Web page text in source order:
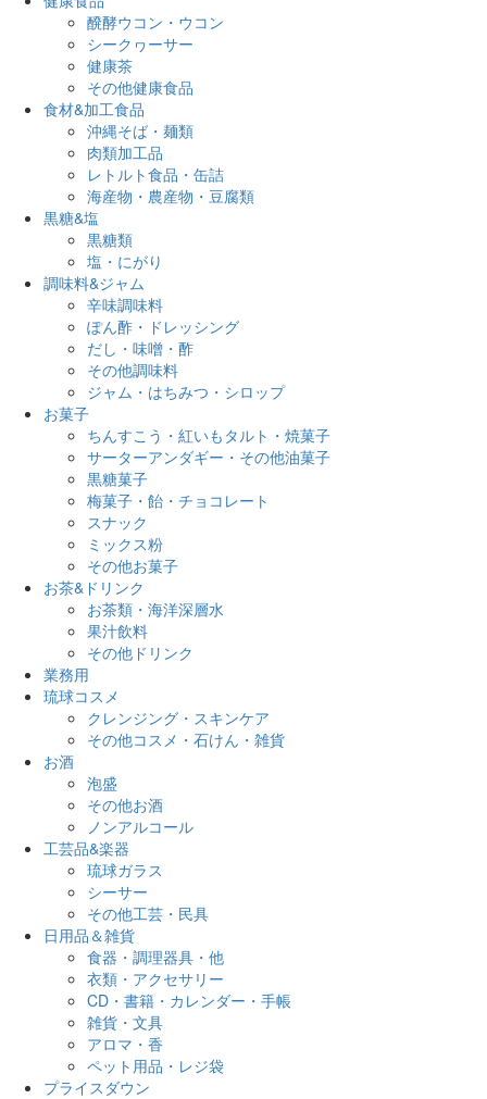
醗酵ウコン・ウコン
シークヮーサー
健康茶
その他健康食品
食材&加工食品
沖縄そば・麺類
肉類加工品
レトルト食品・缶詰
海産物・農産物・豆腐類
黒糖&塩
黒糖類
塩・にがり
調味料&ジャム
辛味調味料
ぽん酢・ドレッシング
だし・味噌・酢
その他調味料
ジャム・はちみつ・シロップ
お菓子
ちんすこう・紅いもタルト・焼菓子
サーターアンダギー・その他油菓子
黒糖菓子
梅菓子・飴・チョコレート
スナック
ミックス粉
その他お菓子
お茶&ドリンク
お茶類・海洋深層水
果汁飲料
その他ドリンク
業務用
琉球コスメ
クレンジング・スキンケア
その他コスメ・石けん・雑貨
お酒
泡盛
その他お酒
ノンアルコール
工芸品&楽器
琉球ガラス
シーサー
その他工芸・民具
日用品＆雑貨
食器・調理器具・他
衣類・アクセサリー
CD・書籍・カレンダー・手帳
雑貨・文具
アロマ・香
ペット用品・レジ袋
プライスダウン